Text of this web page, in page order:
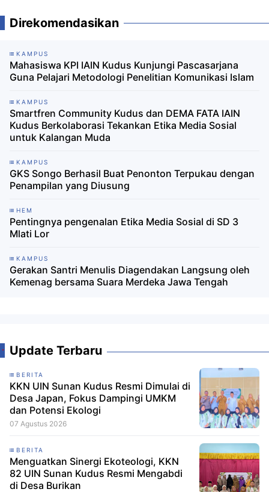
Direkomendasikan
KAMPUS
Mahasiswa KPI IAIN Kudus Kunjungi Pascasarjana
Guna Pelajari Metodologi Penelitian Komunikasi Islam
KAMPUS
Smartfren Community Kudus dan DEMA FATA IAIN
Kudus Berkolaborasi Tekankan Etika Media Sosial
untuk Kalangan Muda
KAMPUS
GKS Songo Berhasil Buat Penonton Terpukau dengan
Penampilan yang Diusung
HEM
Pentingnya pengenalan Etika Media Sosial di SD 3
Mlati Lor
KAMPUS
Gerakan Santri Menulis Diagendakan Langsung oleh
Kemenag bersama Suara Merdeka Jawa Tengah
Update Terbaru
BERITA
KKN UIN Sunan Kudus Resmi Dimulai di
Desa Japan, Fokus Dampingi UMKM
dan Potensi Ekologi
07 Agustus 2026
BERITA
Menguatkan Sinergi Ekoteologi, KKN
82 UIN Sunan Kudus Resmi Mengabdi
di Desa Burikan